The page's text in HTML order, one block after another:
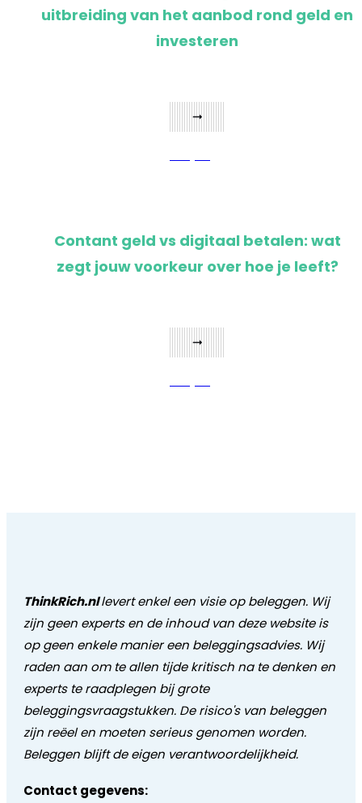
uitbreiding van het aanbod rond geld en
investeren
Contant geld vs digitaal betalen: wat
zegt jouw voorkeur over hoe je leeft?
ThinkRich.nllevert enkel een visie op beleggen. Wij
zijn geen experts en de inhoud van deze website is
op geen enkele manier een beleggingsadvies. Wij
raden aan om te allen tijde kritisch na te denken en
experts te raadplegen bij grote
beleggingsvraagstukken. De risico's van beleggen
zijn reëel en moeten serieus genomen worden.
Beleggen blijft de eigen verantwoordelijkheid.
Contact gegevens: